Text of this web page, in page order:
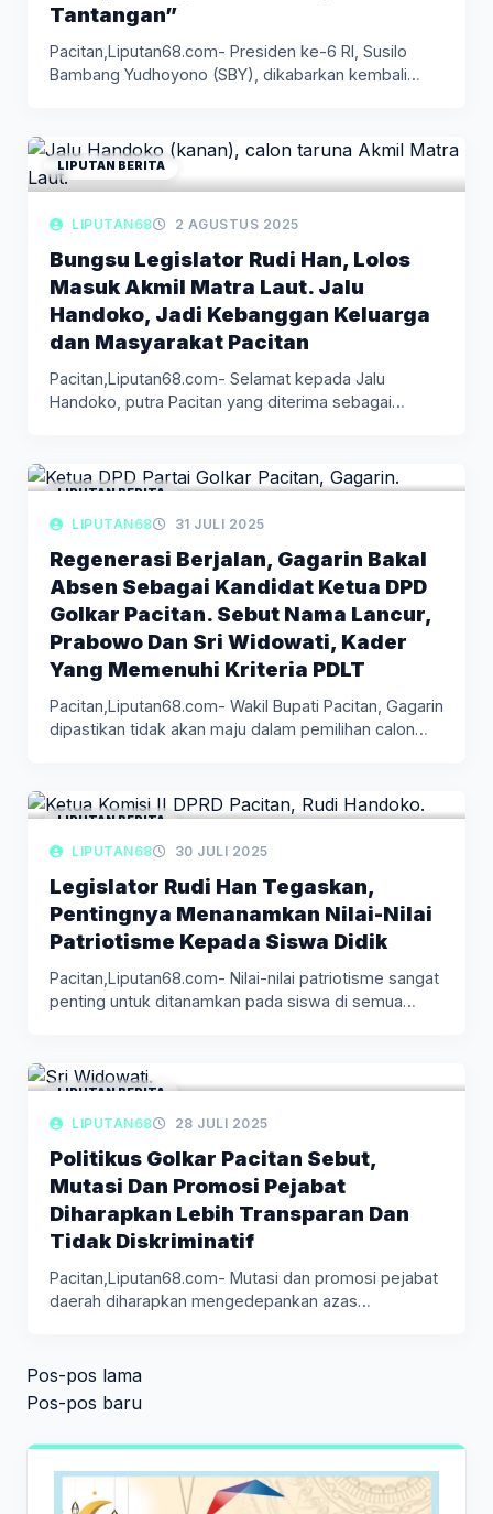
Tantangan”
Pacitan,Liputan68.com- Presiden ke-6 RI, Susilo
Bambang Yudhoyono (SBY), dikabarkan kembali
LIPUTAN BERITA
LIPUTAN68 2 AGUSTUS 2025
Bungsu Legislator Rudi Han, Lolos
Masuk Akmil Matra Laut. Jalu
Handoko, Jadi Kebanggan Keluarga
dan Masyarakat Pacitan
Pacitan,Liputan68.com- Selamat kepada Jalu
Handoko, putra Pacitan yang diterima sebagai
LIPUTAN BERITA
LIPUTAN68 31 JULI 2025
Regenerasi Berjalan, Gagarin Bakal
Absen Sebagai Kandidat Ketua DPD
Golkar Pacitan. Sebut Nama Lancur,
Prabowo Dan Sri Widowati, Kader
Yang Memenuhi Kriteria PDLT
Pacitan,Liputan68.com- Wakil Bupati Pacitan, Gagarin
dipastikan tidak akan maju dalam pemilihan calon…
LIPUTAN BERITA
LIPUTAN68 30 JULI 2025
Legislator Rudi Han Tegaskan,
Pentingnya Menanamkan Nilai-Nilai
Patriotisme Kepada Siswa Didik
Pacitan,Liputan68.com- Nilai-nilai patriotisme sangat
penting untuk ditanamkan pada siswa di semua
LIPUTAN BERITA
LIPUTAN68 28 JULI 2025
Politikus Golkar Pacitan Sebut,
Mutasi Dan Promosi Pejabat
Diharapkan Lebih Transparan Dan
Tidak Diskriminatif
Pacitan,Liputan68.com- Mutasi dan promosi pejabat
daerah diharapkan mengedepankan azas
Navigasi
pos
Pos-pos lama
Pos-pos baru